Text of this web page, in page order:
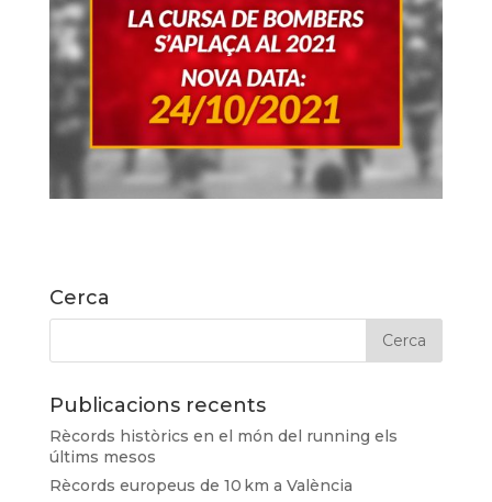
Cerca
Publicacions recents
Rècords històrics en el món del running els
últims mesos
Rècords europeus de 10 km a València